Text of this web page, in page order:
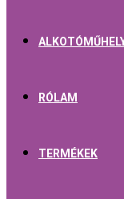
RÓLAM
TERMÉKEK